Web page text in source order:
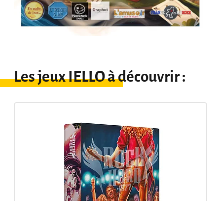
Les jeux IELLO à découvrir :